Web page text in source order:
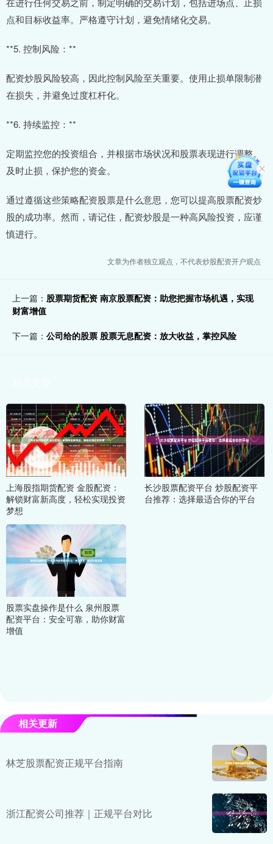
点和目标收益率。严格遵守计划，避免情绪化交易。
**5. 控制风险：**
配资炒股风险较高，因此控制风险至关重要。使用止损单限制潜
在损失，并避免过度杠杆化。
**6. 持续监控：**
定期监控您的投资组合，并根据市场状况和股票表现进行调整。
及时止损，保护您的资金。
通过遵循这些策略配资股票是什么意思，您可以提高股票配资炒
股的成功率。然而，请记住，配资炒股是一种高风险投资，应谨
慎进行。
文章为作者独立观点，不代表炒股配资开户观点
上一篇： 股票期货配资 南京股票配资：助您把握市场机遇，实现
财富增值
下一篇： 公司给的股票 股票无息配资：放大收益，掌控风险
上海股指期货配资 金股配资：
解锁财富新高度，轻松实现投资
梦想
长沙股票配资平台 炒股配资平
台推荐：选择最适合你的平台
股票实盘操作是什么 泉州股票
配资平台：安全可靠，助你财富
增值
相关更新
林芝股票配资正规平台指南
浙江配资公司推荐｜正规平台对比